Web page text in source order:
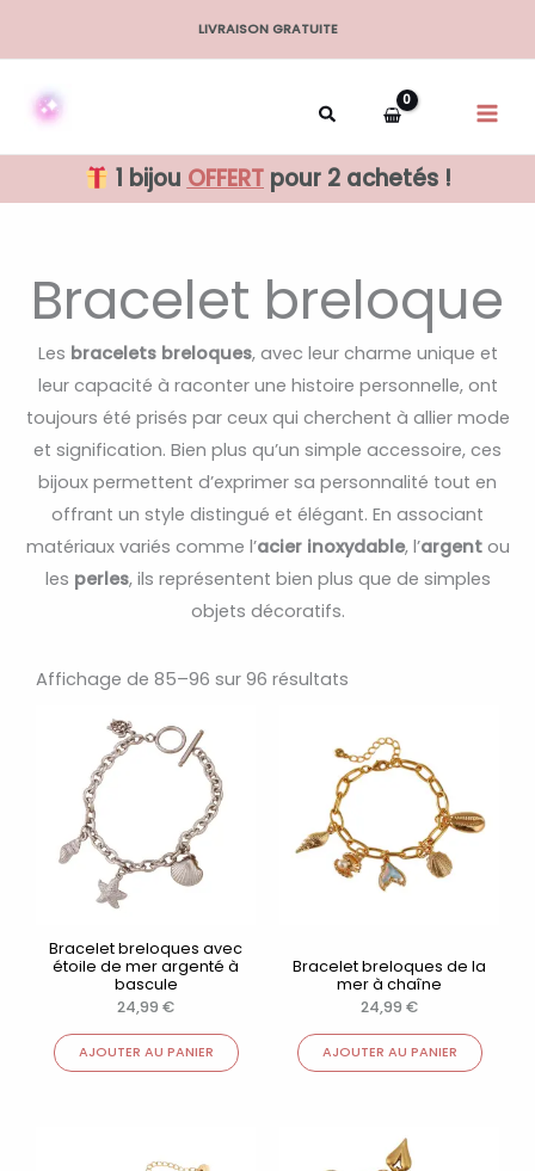
LIVRAISON GRATUITE
1 bijou OFFERTpour 2 achetés !
Bracelet breloque
Les bracelets breloques, avec leur charme unique et
leur capacité à raconter une histoire personnelle, ont
toujours été prisés par ceux qui cherchent à allier mode
et signification. Bien plus qu’un simple accessoire, ces
bijoux permettent d’exprimer sa personnalité tout en
offrant un style distingué et élégant. En associant
matériaux variés comme l’acier inoxydable, l’argentou
les perles, ils représentent bien plus que de simples
objets décoratifs.
Affichage de 85–96 sur 96 résultats
Bracelet breloques avec
étoile de mer argenté à
bascule
24,99 €
AJOUTER AU PANIER
Bracelet breloques de la
mer à chaîne
24,99 €
AJOUTER AU PANIER